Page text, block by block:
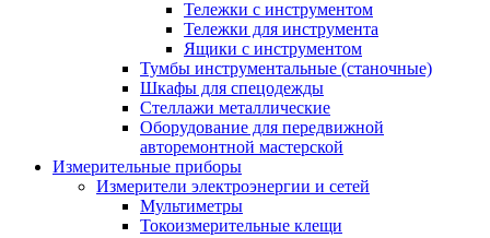
Тележки с инструментом
Тележки для инструмента
Ящики с инструментом
Тумбы инструментальные (станочные)
Шкафы для спецодежды
Стеллажи металлические
Оборудование для передвижной
авторемонтной мастерской
Измерительные приборы
Измерители электроэнергии и сетей
Мультиметры
Токоизмерительные клещи